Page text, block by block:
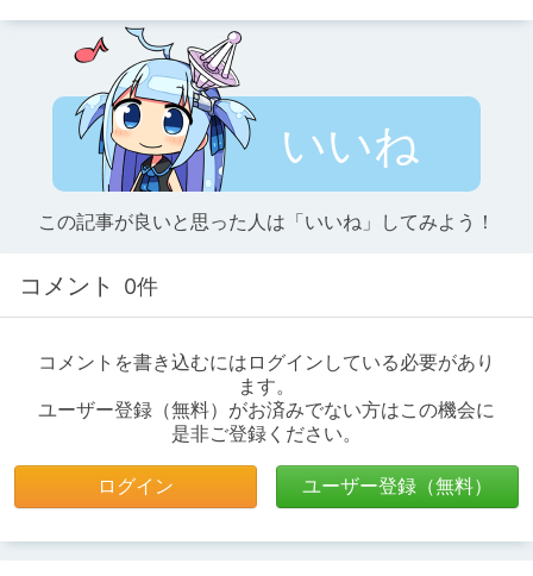
いいね
この記事が良いと思った人は「いいね」してみよう！
コメント 0件
コメントを書き込むにはログインしている必要があり
ます。
ユーザー登録（無料）がお済みでない方はこの機会に
是非ご登録ください。
ログイン ユーザー登録（無料）